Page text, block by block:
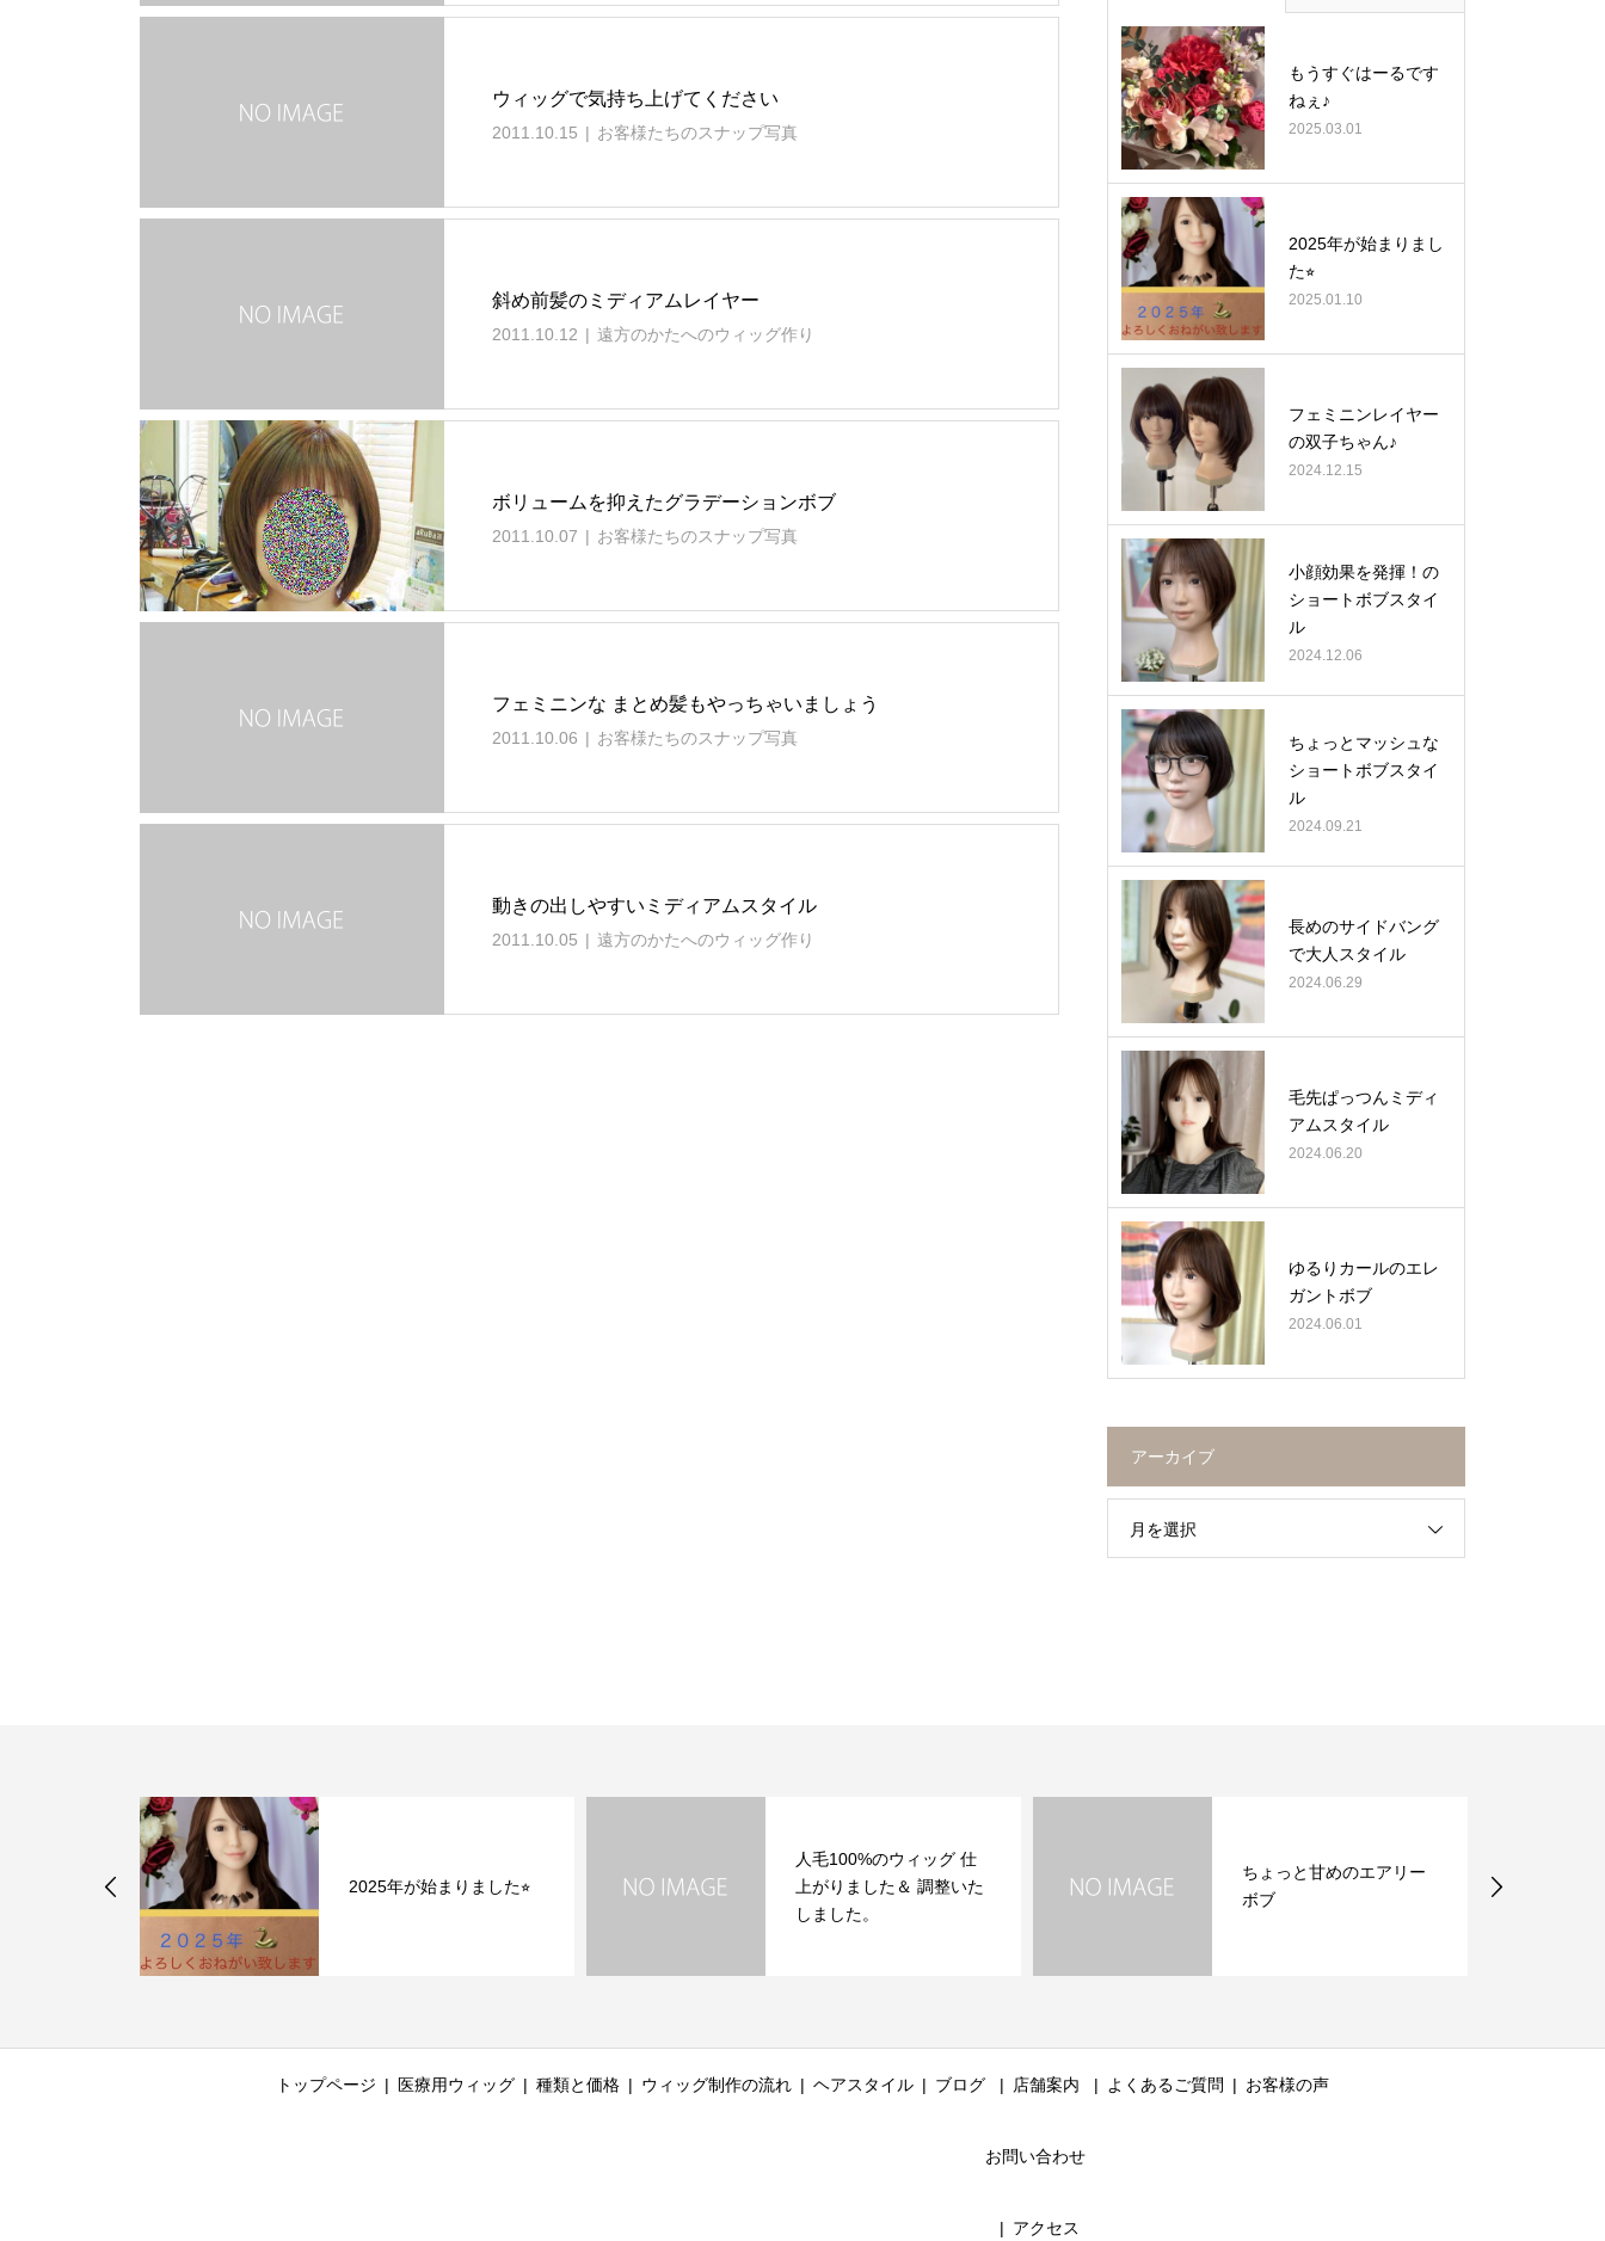
ウィッグで気持ち上げてください
2011.10.15 お客様たちのスナップ写真
斜め前髪のミディアムレイヤー
2011.10.12 遠方のかたへのウィッグ作り
ボリュームを抑えたグラデーションボブ
2011.10.07 お客様たちのスナップ写真
フェミニンな まとめ髪もやっちゃいましょう
2011.10.06 お客様たちのスナップ写真
動きの出しやすいミディアムスタイル
2011.10.05 遠方のかたへのウィッグ作り
もうすぐはーるです
ねぇ♪
2025.03.01
2025年が始まりまし
た⭐︎
2025.01.10
フェミニンレイヤー
の双子ちゃん♪
2024.12.15
小顔効果を発揮！の
ショートボブスタイ
ル
2024.12.06
ちょっとマッシュな
ショートボブスタイ
ル
2024.09.21
長めのサイドバング
で大人スタイル
2024.06.29
毛先ぱっつんミディ
アムスタイル
2024.06.20
ゆるりカールのエレ
ガントボブ
2024.06.01
アーカイブ
月を選択
2025年が始まりました⭐︎
人毛100%のウィッグ 仕
上がりました＆ 調整いた
しました。
ちょっと甘めのエアリー
ボブ
トップページ 医療用ウィッグ 種類と価格 ウィッグ制作の流れ ヘアスタイル ブログ 店舗案内
お問い合わせ
アクセス
よくあるご質問 お客様の声